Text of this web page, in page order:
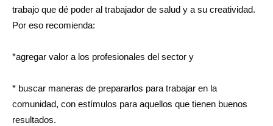
trabajo que dé poder al trabajador de salud y a su creatividad.
Por eso recomienda:
*agregar valor a los profesionales del sector y
* buscar maneras de prepararlos para trabajar en la
comunidad, con estímulos para aquellos que tienen buenos
resultados.